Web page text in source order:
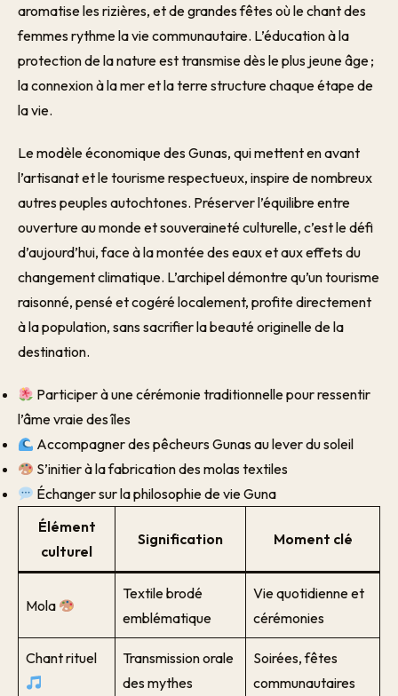
aromatise les rizières, et de grandes fêtes où le chant des
femmes rythme la vie communautaire. L’éducation à la
protection de la nature est transmise dès le plus jeune âge ;
la connexion à la mer et la terre structure chaque étape de
la vie.
Le modèle économique des Gunas, qui mettent en avant
l’artisanat et le tourisme respectueux, inspire de nombreux
autres peuples autochtones. Préserver l’équilibre entre
ouverture au monde et souveraineté culturelle, c’est le défi
d’aujourd’hui, face à la montée des eaux et aux effets du
changement climatique. L’archipel démontre qu’un tourisme
raisonné, pensé et cogéré localement, profite directement
à la population, sans sacrifier la beauté originelle de la
destination.
Participer à une cérémonie traditionnelle pour ressentir
l’âme vraie des îles
Accompagner des pêcheurs Gunas au lever du soleil
S’initier à la fabrication des molas textiles
Échanger sur la philosophie de vie Guna
Élément
culturel
Signification Moment clé
Mola
Textile brodé
emblématique
Vie quotidienne et
cérémonies
Chant rituel
Transmission orale
des mythes
Soirées, fêtes
communautaires